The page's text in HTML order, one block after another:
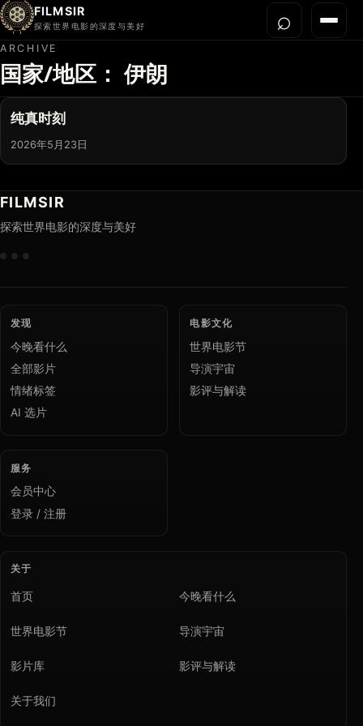
FILMSIR
探索世界电影的深度与美好 菜单
首页
今晚看什么
世界电影节
导演宇宙
影评与解读
⌕打开
ARCHIVE
国家/地区：伊朗
纯真时刻
2026年5月23日
FILMSIR
探索世界电影的深度与美好
发现
今晚看什么
全部影片
情绪标签
AI 选片
电影文化
世界电影节
导演宇宙
影评与解读
服务
会员中心
登录 / 注册
关于
首页 今晚看什么
世界电影节 导演宇宙
影片库 影评与解读
关于我们